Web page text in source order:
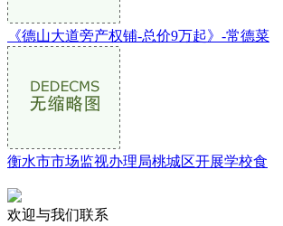
《德山大道旁产权铺-总价9万起》-常德菜
衡水市市场监视办理局桃城区开展学校食
欢迎与我们联系